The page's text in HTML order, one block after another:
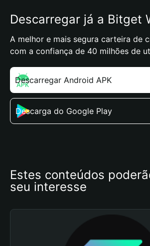
Descarregar já a Bitget
A melhor e mais segura carteira de
com a confiança de 40 milhões de
Descarregar Android APK
Descarga do Google Play
Estes conteúdos
seu interesse